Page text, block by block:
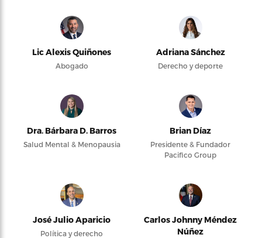
Lic Alexis Quiñones
Abogado
Adriana Sánchez
Derecho y deporte
Dra. Bárbara D. Barros
Salud Mental & Menopausia
Brian Díaz
Presidente & Fundador
Pacifico Group
José Julio Aparicio
Política y derecho
Carlos Johnny Méndez
Núñez